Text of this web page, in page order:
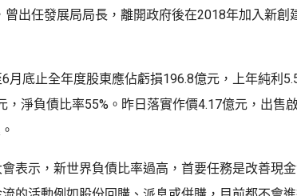
出任發展局局長，離開政府後在2018年加入新創
月底止全年度股東應佔虧損196.8億元，上年純利
，淨負債比率55%。昨日落實作價4.17億元，出售
表示，新世界負債比率過高，首要任務是改善現